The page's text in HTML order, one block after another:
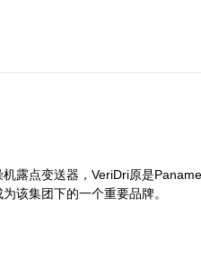
点变送器，VeriDri原是
该集团下的一个重要品牌。